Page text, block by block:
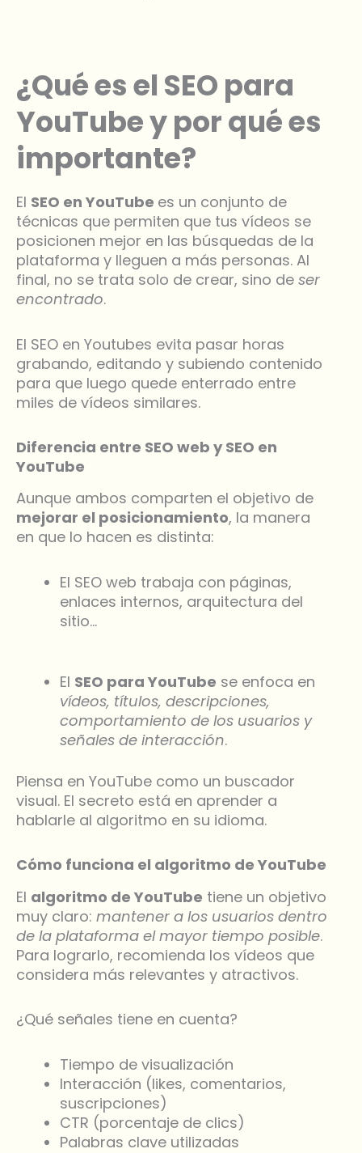
¿Qué es el SEO para
YouTube y por qué es
importante?
El SEO en YouTube es un conjunto de
técnicas que permiten que tus vídeos se
posicionen mejor en las búsquedas de la
plataforma y lleguen a más personas. Al
final, no se trata solo de crear, sino de ser
encontrado.
El SEO en Youtubes evita pasar horas
grabando, editando y subiendo contenido
para que luego quede enterrado entre
miles de vídeos similares.
Diferencia entre SEO web y SEO en
YouTube
Aunque ambos comparten el objetivo de
mejorar el posicionamiento, la manera
en que lo hacen es distinta:
El SEO web trabaja con páginas,
enlaces internos, arquitectura del
sitio…
El SEO para YouTube se enfoca en
vídeos, títulos, descripciones,
comportamiento de los usuarios y
señales de interacción.
Piensa en YouTube como un buscador
visual. El secreto está en aprender a
hablarle al algoritmo en su idioma.
Cómo funciona el algoritmo de YouTube
El algoritmo de YouTube tiene un objetivo
muy claro: mantener a los usuarios dentro
de la plataforma el mayor tiempo posible.
Para lograrlo, recomienda los vídeos que
considera más relevantes y atractivos.
¿Qué señales tiene en cuenta?
Tiempo de visualización
Interacción (likes, comentarios,
suscripciones)
CTR (porcentaje de clics)
Palabras clave utilizadas